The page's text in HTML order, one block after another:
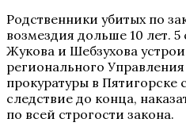
Родственники убитых по
возмездия дольше 10 лет.
Жукова и Шебзухова
регионального
прокуратуры в Пятигорске
следствие до конца,
по всей строгости закона.